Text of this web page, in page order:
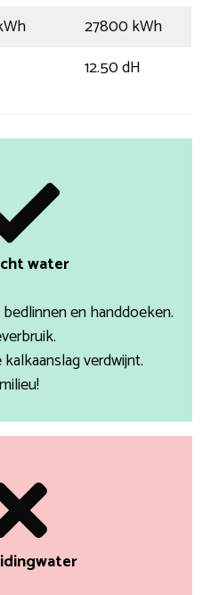
27800 kWh
12.50 dH
water
en handdoeken.
verdwijnt.